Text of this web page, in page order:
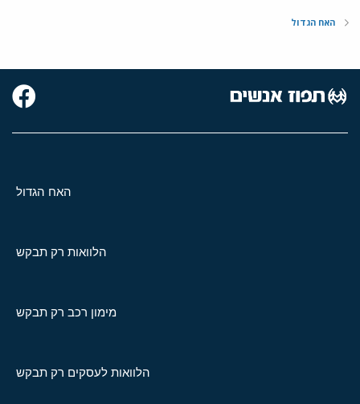
האח הגדול
האח הגדול
הלוואות רק תבקש
מימון רכב רק תבקש
הלוואות לעסקים רק תבקש